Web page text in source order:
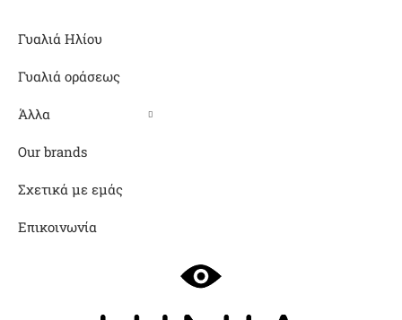
Γυαλιά Ηλίου
Γυαλιά οράσεως
Άλλα
Our brands
Σχετικά με εμάς
Επικοινωνία